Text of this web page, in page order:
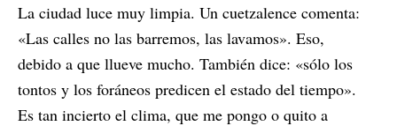
La ciudad luce muy limpia. Un cuetzalence comenta:
«Las calles no las barremos, las lavamos». Eso,
debido a que llueve mucho. También dice: «sólo los
tontos y los foráneos predicen el estado del tiempo».
Es tan incierto el clima, que me pongo o quito a